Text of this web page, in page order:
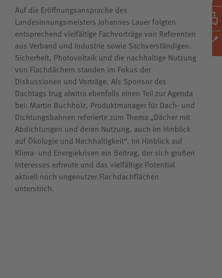
Auf die Eröffnungsansprache des
Landesinnungsmeisters Johannes Lauer folgten
entsprechend vielfältige Fachvorträge von Referenten
aus Verband und Industrie sowie Sachverständigen.
Sicherheit, Photovoltaik und die nachhaltige Nutzung
von Flachdächern standen im Fokus der
Diskussionen und Vorträge. Als Sponsor des
Dachtags trug alwitra ebenfalls einen Teil zur Agenda
bei: Martin Buchholz, Produktmanager für Dach- und
Dichtungsbahnen referierte zum Thema „Dächer mit
Abdichtungen und deren Nutzung, auch im Hinblick
auf Ökologie und Nachhaltigkeit“. Im Hinblick auf
Klima- und Energiekrisen ein Beitrag, der sich großen
Interesses erfreute und das vielfältige Potential
aktuell noch ungenutzer Flachdachflächen
unterstrich.